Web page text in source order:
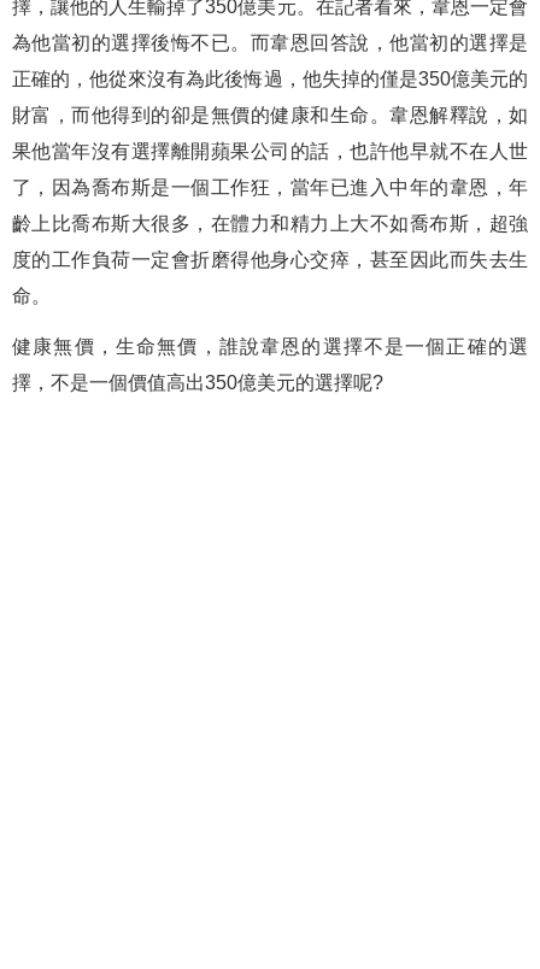
擇，讓他的人生輸掉了350億美元。在記者看來，韋恩一定會
為他當初的選擇後悔不已。而韋恩回答說，他當初的選擇是
正確的，他從來沒有為此後悔過，他失掉的僅是350億美元的
財富，而他得到的卻是無價的健康和生命。韋恩解釋說，如
果他當年沒有選擇離開蘋果公司的話，也許他早就不在人世
了，因為喬布斯是一個工作狂，當年已進入中年的韋恩，年
齡上比喬布斯大很多，在體力和精力上大不如喬布斯，超強
度的工作負荷一定會折磨得他身心交瘁，甚至因此而失去生
命。
健康無價，生命無價，誰說韋恩的選擇不是一個正確的選
擇，不是一個價值高出350億美元的選擇呢?